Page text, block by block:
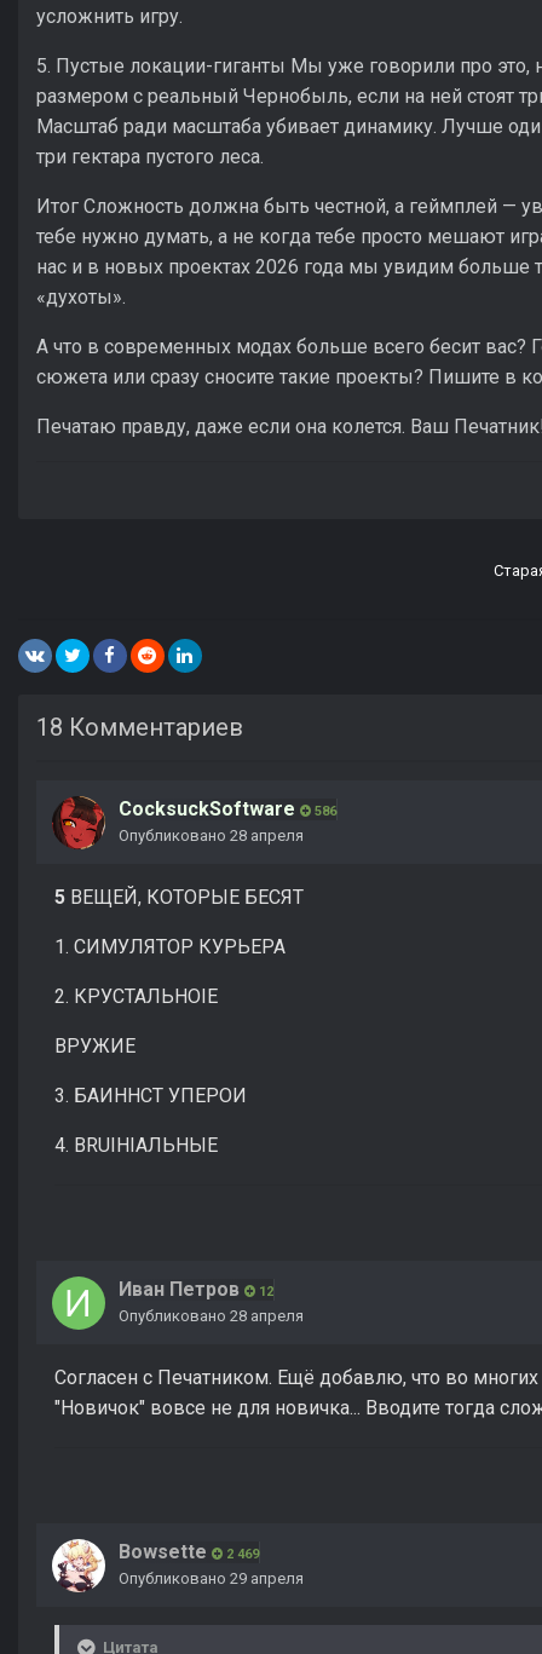
усложнить игру.
5. Пустые локации-гиганты Мы уже говорили про это,
размером с реальный Чернобыль, если на ней стоят
Масштаб ради масштаба убивает динамику. Лучше
три гектара пустого леса.
Итог Сложность должна быть честной, а геймплей —
тебе нужно думать, а не когда тебе просто мешают
нас и в новых проектах 2026 года мы увидим больше
«духоты».
А что в современных модах больше всего бесит вас?
сюжета или сразу сносите такие проекты? Пишите в
Печатаю правду, даже если она колется. Ваш
18 Комментариев
CocksuckSoftware 586
Опубликовано 28 апреля
5 ВЕЩЕЙ, КОТОРЫЕ БЕСЯТ
1. СИМУЛЯТОР КУРЬЕРА
2. КРУСТАЛЬНОIЕ
ВРУЖИЕ
3. БАИННСТ УПЕРОИ
4. BRUIHIAЛЬНЫЕ
Иван Петров 12
Опубликовано 28 апреля
Согласен с Печатником. Ещё добавлю, что во
"Новичок" вовсе не для новичка... Вводите тогда
Bowsette 2 469
Опубликовано 29 апреля
Цитата